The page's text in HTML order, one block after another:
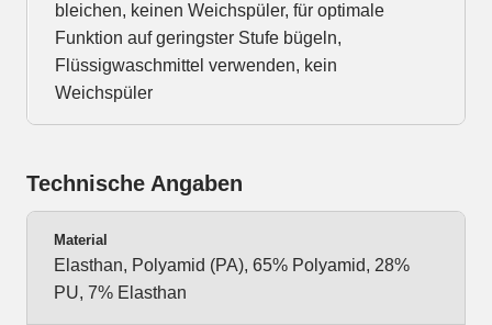
bleichen, keinen Weichspüler, für optimale
Funktion auf geringster Stufe bügeln,
Flüssigwaschmittel verwenden, kein
Weichspüler
Technische Angaben
Material
Elasthan, Polyamid (PA), 65% Polyamid, 28%
PU, 7% Elasthan